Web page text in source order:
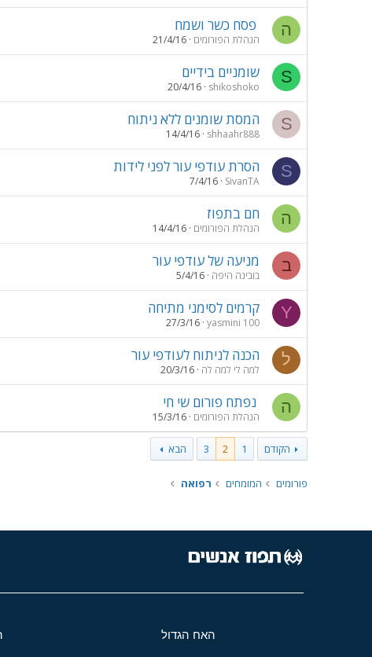
ה פסח כשר ושמח
הנהלת הפורומים 21/4/16
S שומניים בידיים
shikoshoko
20/4/16
S המסת שומנים ללא ניתוח
shhaahr888
14/4/16
S הסרת עודפי עור לפני לידות
SivanTA
7/4/16
ה חם בתפוז
הנהלת הפורומים 14/4/16
ב מניעה של עודפי עור
בובינה היפה 5/4/16
Y קרמים לסימני מתיחה
yasmini 100
27/3/16
ל הכנה לניתוח לעודפי עור
למה לי למה לה 20/3/16
ה נפתח פורום שי חי
הנהלת הפורומים 15/3/16
הקודם 1
2
3 הבא
פורומים המומחים רפואה
האח הגדול